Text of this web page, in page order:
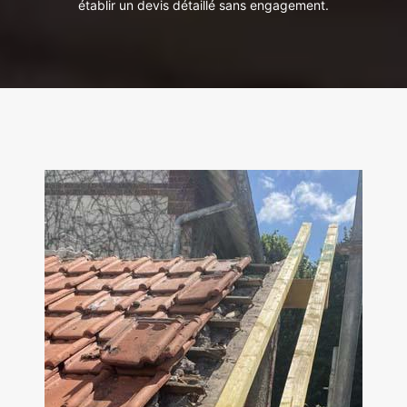
établir un devis détaillé sans engagement.